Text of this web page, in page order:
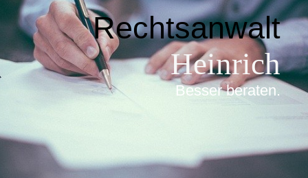
Rechtsanwalt
Heinrich
Besser beraten.